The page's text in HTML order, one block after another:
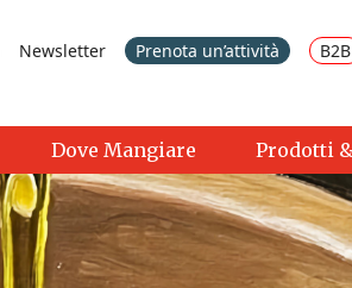
Newsletter Prenota un’attività B2B
Dove Mangiare Prodotti